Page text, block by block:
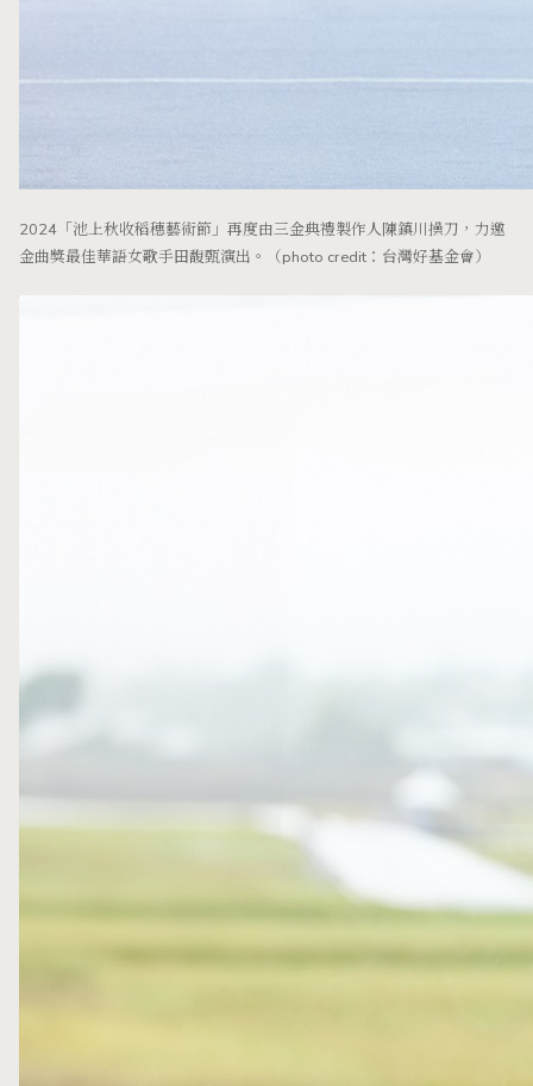
2024「池上秋收稻穗藝術節」再度由三金典禮製作人陳鎮川操刀，力邀
金曲獎最佳華語女歌手田馥甄演出。（photo credit：台灣好基金會）